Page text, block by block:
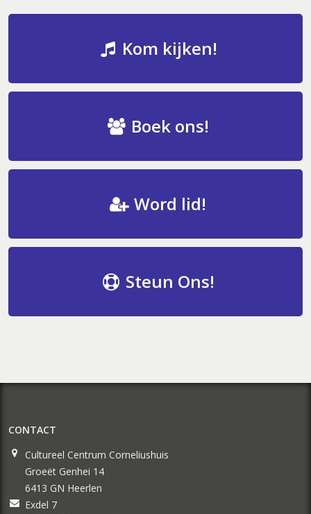
Kom kijken!
Boek ons!
Word lid!
Steun Ons!
CONTACT
Cultureel Centrum Corneliushuis
Groeët Genhei 14
6413 GN Heerlen
Exdel 7